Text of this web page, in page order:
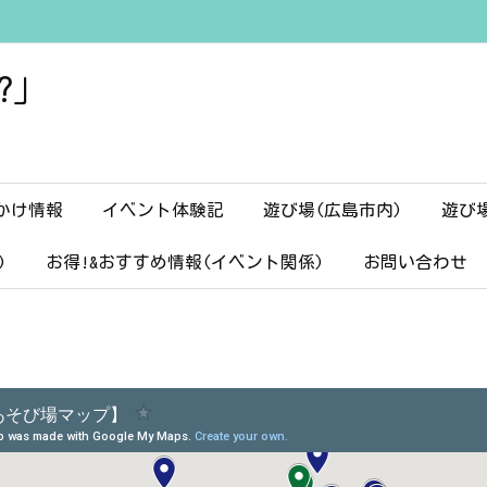
け情報 イベント体験記 遊び場(広島市内) 遊び
お得!&おすすめ情報(イベント関係) お問い合わせ